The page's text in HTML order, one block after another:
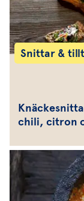
Snittar &
chili, citron